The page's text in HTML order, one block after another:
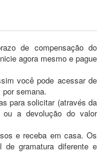
de compensação do
agora mesmo e pague
você pode acessar de
semana.
para solicitar (através da
ou a devolução do valor
e receba em casa. Os
de gramatura diferente e